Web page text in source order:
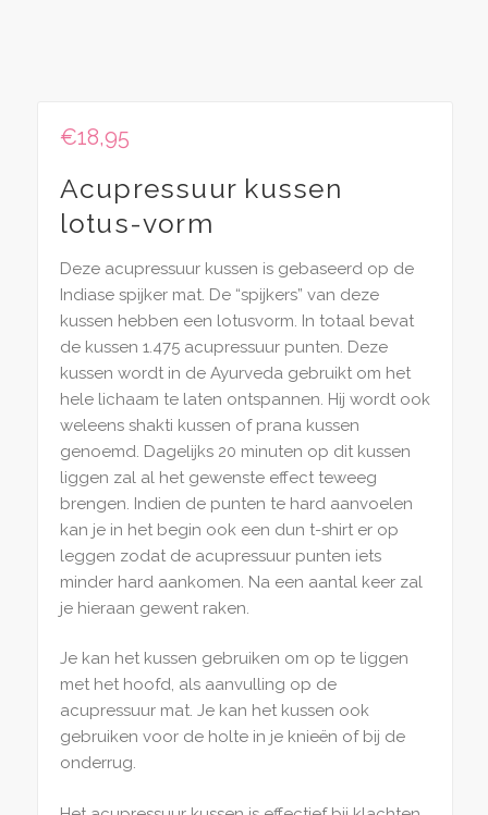
€18,95
Acupressuur kussen
lotus-vorm
Deze acupressuur kussen is gebaseerd op de
Indiase spijker mat. De “spijkers” van deze
kussen hebben een lotusvorm. In totaal bevat
de kussen 1.475 acupressuur punten. Deze
kussen wordt in de Ayurveda gebruikt om het
hele lichaam te laten ontspannen. Hij wordt ook
weleens shakti kussen of prana kussen
genoemd. Dagelijks 20 minuten op dit kussen
liggen zal al het gewenste effect teweeg
brengen. Indien de punten te hard aanvoelen
kan je in het begin ook een dun t-shirt er op
leggen zodat de acupressuur punten iets
minder hard aankomen. Na een aantal keer zal
je hieraan gewent raken.
Je kan het kussen gebruiken om op te liggen
met het hoofd, als aanvulling op de
acupressuur mat. Je kan het kussen ook
gebruiken voor de holte in je knieën of bij de
onderrug.